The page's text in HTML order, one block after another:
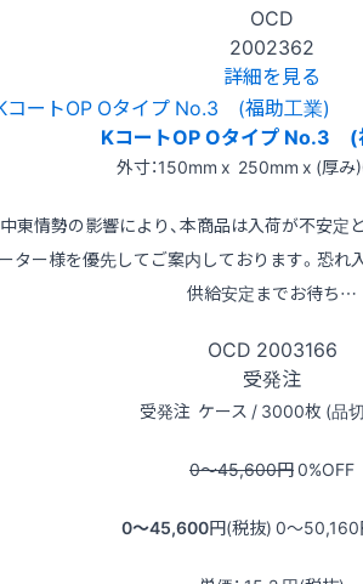
OCD
2002362
詳細を見る
KコートOP Oタイプ No.3 (
外寸：150mm x 250mm x (厚
東情勢の影響により、本商品は入荷が不安定
ター様を優先してご案内しております。恐れ
供給安定までお待ち…
OCD 2003166
受発注
受発注 ケース / 3000枚 (品
0〜45,600円0%OFF
0〜45,600円(税抜) 0〜50,160